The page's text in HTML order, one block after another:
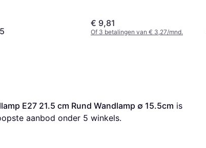
€ 9,81
Of 3 betalingen van € 3,27/mnd.
E27 21.5 cm Rund Wandlamp ∅ 15.5cm
aanbod onder 5 winkels.